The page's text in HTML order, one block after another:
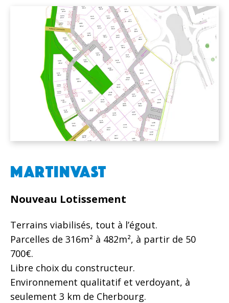
MARTINVAST
Nouveau Lotissement
Terrains viabilisés, tout à l’égout.
Parcelles de 316m² à 482m², à partir de 50
700€.
Libre choix du constructeur.
Environnement qualitatif et verdoyant, à
seulement 3 km de Cherbourg.